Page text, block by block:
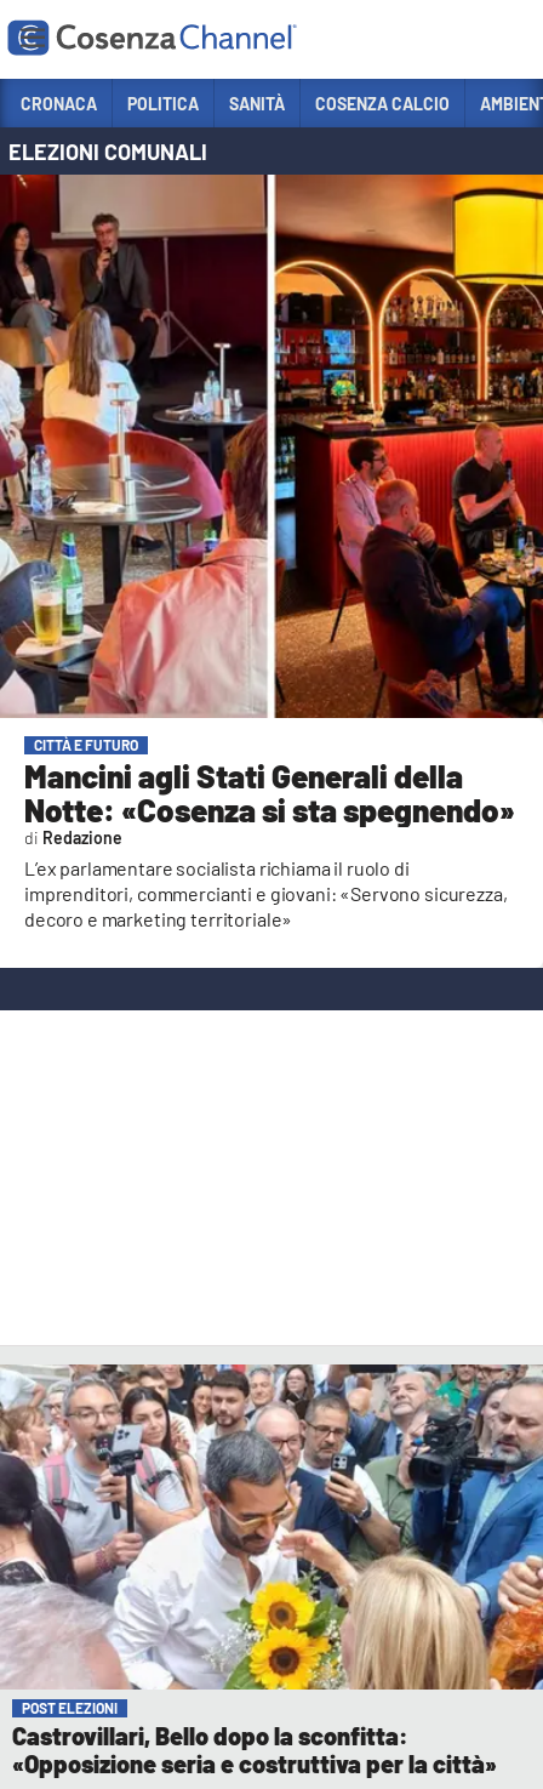
Sezioni
CRONACA
POLITICA
COSENZA CALCIO
ECONOMIA E LAVORO
ITALIA MONDO
SANITÀ
SPORT
CULTURA
AMBIENTE
Streaming
LAC TV
LAC NETWORK
LAC ONAIR
LaC
Network
LACPLAY.IT
LACTV.IT
APPLE
CRONACA POLITICA SANITÀ COSENZA CALCIO
ELEZIONI COMUNALI
CITTÀ E FUTURO
Mancini agli Stati Generali della
Notte: «Cosenza si sta spegnendo»
L’ex parlamentare socialista richiama il ruolo di
imprenditori, commercianti e giovani: «Servono sicurezza,
decoro e marketing territoriale»
Redazione
POST ELEZIONI
Castrovillari, Bello dopo la sconfitta:
«Opposizione seria e costruttiva per la città»